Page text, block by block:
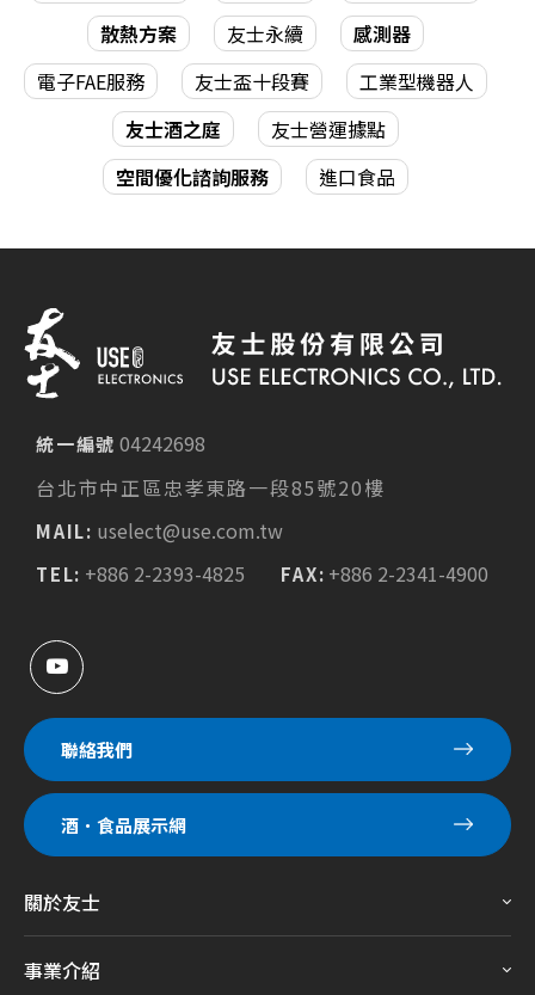
散熱方案
友士永續
感測器
電子FAE服務
友士盃十段賽
工業型機器人
友士酒之庭
友士營運據點
空間優化諮詢服務
進口食品
統一編號 04242698
台北市中正區忠孝東路一段85號20樓
MAIL: uselect@use.com.tw
TEL: +886 2-2393-4825 FAX: +886 2-2341-4900
聯絡我們
酒．食品展示網
關於友士
事業介紹